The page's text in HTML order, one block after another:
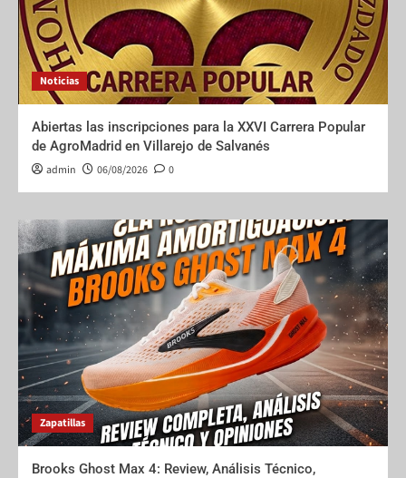
Noticias
Abiertas las inscripciones para la XXVI Carrera Popular
de AgroMadrid en Villarejo de Salvanés
admin 06/08/2026 0
Zapatillas
Brooks Ghost Max 4: Review, Análisis Técnico,